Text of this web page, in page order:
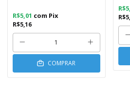
R$5,16
R$5,01 com Pix
COMPRAR